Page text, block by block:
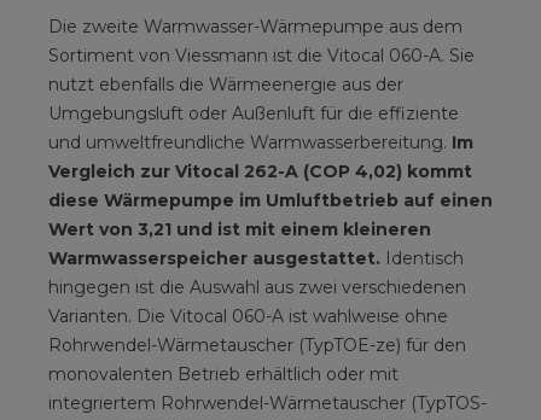
Die zweite Warmwasser-Wärmepumpe aus dem
Sortiment von Viessmann ist die Vitocal 060-A. Sie
nutzt ebenfalls die Wärmeenergie aus der
Umgebungsluft oder Außenluft für die effiziente
und umweltfreundliche Warmwasserbereitung. Im
Vergleich zur Vitocal 262-A (COP 4,02) kommt
diese Wärmepumpe im Umluftbetrieb auf einen
Wert von 3,21 und ist mit einem kleineren
Warmwasserspeicher ausgestattet. Identisch
hingegen ist die Auswahl aus zwei verschiedenen
Varianten. Die Vitocal 060-A ist wahlweise ohne
Rohrwendel-Wärmetauscher (TypTOE-ze) für den
monovalenten Betrieb erhältlich oder mit
integriertem Rohrwendel-Wärmetauscher (TypTOS-